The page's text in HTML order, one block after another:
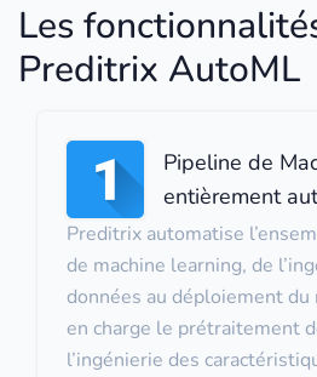
Les
Preditrix AutoML
Pipeline de
entièrement
Preditrix automatise
de machine learning, de
données au déploiement
en charge le prétraitement
l’ingénierie des